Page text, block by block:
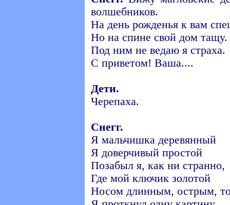
волшебников.
На день рожденья к вам
Но на спине свой дом тащу.
Под ним не ведаю я страха.
С приветом! Ваша....
Дети.
Черепаха.
Снегг.
Я мальчишка деревянный
Я доверчивый простой
Позабыл я, как ни странно,
Где мой ключик золотой
Носом длинным, острым,